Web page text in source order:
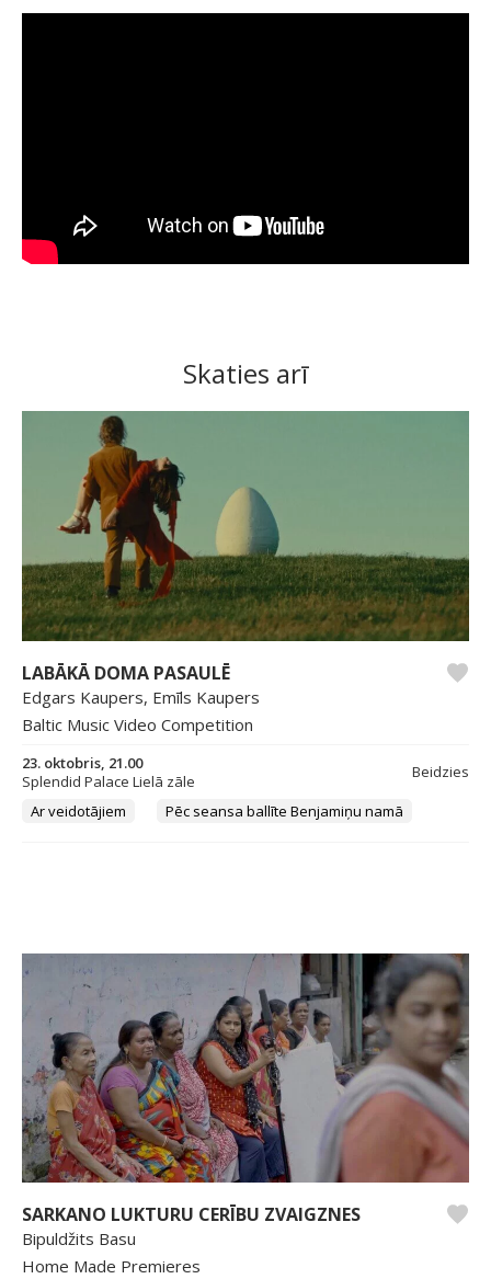
Skaties arī
LABĀKĀ DOMA PASAULĒ
Edgars Kaupers, Emīls Kaupers
Baltic Music Video Competition
23. oktobris, 21.00
Splendid Palace Lielā zāle
Beidzies
Ar veidotājiem
Pēc seansa ballīte Benjamiņu namā
SARKANO LUKTURU CERĪBU ZVAIGZNES
Bipuldžits Basu
Home Made Premieres